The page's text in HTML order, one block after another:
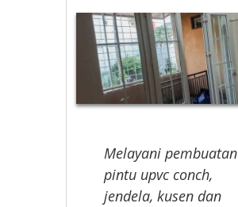
Melayani pembuatan
pintu upvc conch,
jendela, kusen dan